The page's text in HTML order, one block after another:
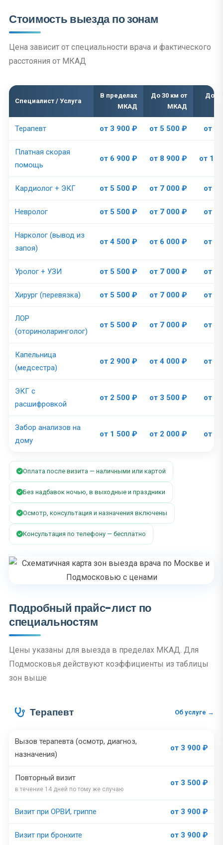
Стоимость выезда по зонам
Цена зависит от специальности врача и фактического
расстояния от МКАД
Специалист / Услуга
В пределах
МКАД
До 30 км от
МКАД
До
Терапевт от 3 900 ₽ от 5 500 ₽ от 7
Платная скорая
помощь
от 6 900 ₽ от 8 900 ₽ от 10
Кардиолог + ЭКГ от 5 500 ₽ от 7 000 ₽ от 9
Невролог от 5 500 ₽ от 7 000 ₽ от 9
Нарколог (вывод из
запоя)
от 4 500 ₽ от 6 000 ₽ от 8
Уролог + УЗИ от 5 500 ₽ от 7 000 ₽ от 9
Хирург (перевязка) от 5 500 ₽ от 7 000 ₽ от 9
ЛОР
(оториноларинголог)
от 5 500 ₽ от 7 000 ₽ от 9
Капельница
(медсестра)
от 2 900 ₽ от 4 000 ₽ от 5
ЭКГ с
расшифровкой
от 2 500 ₽ от 3 500 ₽ от 5
Забор анализов на
дому
от 1 500 ₽ от 2 000 ₽ от 3
Оплата после визита — наличными или картой
Без надбавок ночью, в выходные и праздники
Осмотр, консультация и назначения включены
Консультация по телефону — бесплатно
Подробный прайс-лист по
специальностям
Цены указаны для выезда в пределах МКАД. Для
Подмосковья действуют коэффициенты из таблицы
зон выше
Терапевт Об услуге →
Вызов терапевта (осмотр, диагноз,
назначения)
от 3 900 ₽
Повторный визит
в течение 14 дней по тому же случаю
от 3 500 ₽
Визит при ОРВИ, гриппе от 3 900 ₽
Визит при бронхите от 3 900 ₽